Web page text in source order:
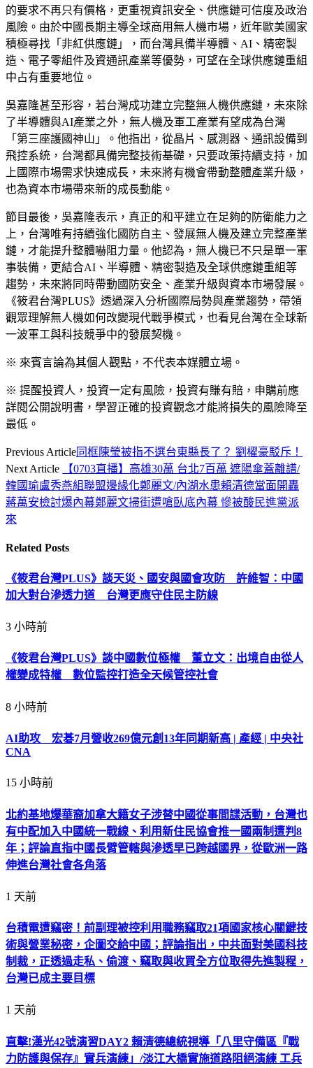
的要求不再只有價格，更重視資訊安全、供應鏈可信度及政治
風險。由於中國長期主導全球商用無人機市場，近年歐美國家
積極尋找「非紅供應鏈」，而台灣具備半導體、AI、精密製
造、電子零組件及資通訊產業等優勢，可望在全球供應鏈重組
中占有重要地位。
吳嘉隆甚至形容，若台灣成功建立完整無人機供應鏈，未來除
了半導體與AI產業之外，無人機及軍工產業有望成為台灣
「第三座護國神山」。他指出，從晶片、感測器、通訊設備到
飛控系統，台灣都具備完整技術基礎，只要政策持續支持，加
上國際市場需求快速成長，未來將有機會帶動整體產業升級，
也為資本市場帶來新的成長動能。
節目最後，吳嘉隆表示，真正的和平建立在足夠的防衛能力之
上，台灣唯有持續強化國防自主、發展無人機及建立完整產業
鏈，才能提升整體嚇阻力量。他認為，無人機已不只是單一軍
事裝備，更結合AI、半導體、精密製造及全球供應鏈重組等
趨勢，未來將同時帶動國防安全、產業升級與資本市場發展。
《筱君台灣PLUS》透過深入分析國際局勢與產業趨勢，帶領
觀眾理解無人機如何改變現代戰爭模式，也看見台灣在全球新
一波軍工與科技競爭中的發展契機。
※ 來賓言論為其個人觀點，不代表本媒體立場。
※ 提醒投資人，投資一定有風險，投資有賺有賠，申購前應
詳閱公開說明書，學習正確的投資觀念才能將損失的風險降至
最低。
Previous Article同框陳瑩被指不選台東縣長了？ 劉櫂豪駁斥！
Next Article
【0703直播】高雄30萬 台北7百萬 遮陽傘蓋離譜/
韓國瑜盧秀燕組聯盟邊緣化鄭麗文/內湖水患賴清德當面開轟
蔣萬安檢討爆內幕鄭麗文掃街遭嗆臥底內幕 慘被酸民進黨派
來
Related Posts
《筱君台灣PLUS》談天災、國安與國會攻防 許維智：中國
加大對台滲透力道 台灣更應守住民主防線
3 小時前
《筱君台灣PLUS》談中國數位極權 董立文：出境自由從人
權變成特權 數位監控打造全天候管控社會
8 小時前
AI助攻 宏碁7月營收269億元創13年同期新高 | 產經 | 中央社
CNA
15 小時前
北約基地爆華裔加拿大籍女子涉替中國從事間諜活動，台灣也
有中配加入中國統一戰線、利用新住民協會推一國兩制遭判8
年；評論直指中國長臂管轄與滲透早已跨越國界，從歐洲一路
伸進台灣社會各角落
1 天前
台積電遭竊密！前副理被控利用職務竊取21項國家核心關鍵技
術與營業秘密，企圖交給中國；評論指出，中共面對美國科技
制裁，正透過走私、偷渡、竊取與收買全方位取得先進製程，
台灣已成主要目標
1 天前
直擊!漢光42號演習DAY2 賴清德總統視導「八里守備區『戰
力防護與保存』實兵演練」/淡江大橋實施道路阻絕演練 工兵